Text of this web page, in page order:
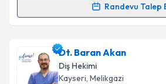
Takvim Talebini
Randevu Talep
Randevu Takvimi Talebi
Dr. Dt. Zehra Karacaiçin
oluşturun. Size bu uzmandan
takvim hazırlandığında e-posta
Dt. Baran Akan
Diş Hekimi
Kayseri, Melikgazi